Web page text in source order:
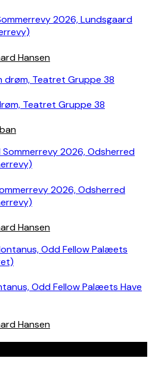
2026, Lundsgaard
Hansen
Teatret Gruppe 38
2026, Odsherred
Hansen
Odd Fellow Palæets Have
Hansen